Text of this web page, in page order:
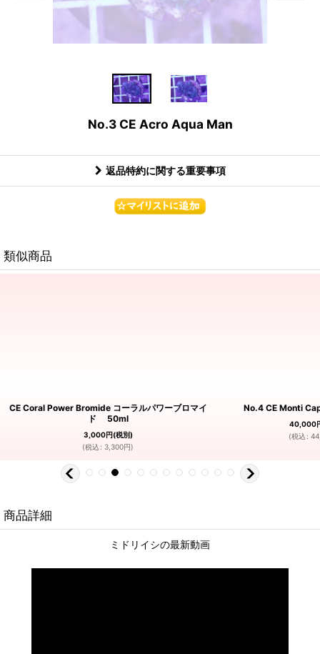
No.3 CE Acro Aqua Man
返品特約に関する重要事項
類似商品
CE Coral Power Bromide コーラルパワーブロマイ
ド 50ml
3,000円(税別)
(税込 : 3,300円)
No.4 CE Monti
40,000
(税込 :
商品詳細
ミドリイシの最新動画